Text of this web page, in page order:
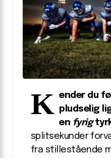
K ender du
pludselig
en fyrig
splitsekunder
fra stillestående